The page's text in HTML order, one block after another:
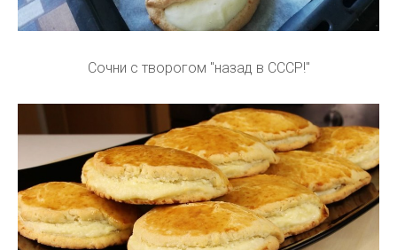
Сочни с творогом "назад в СССР!"